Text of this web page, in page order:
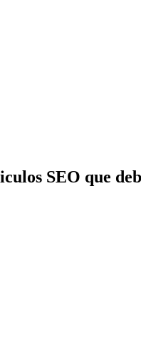
SEO que